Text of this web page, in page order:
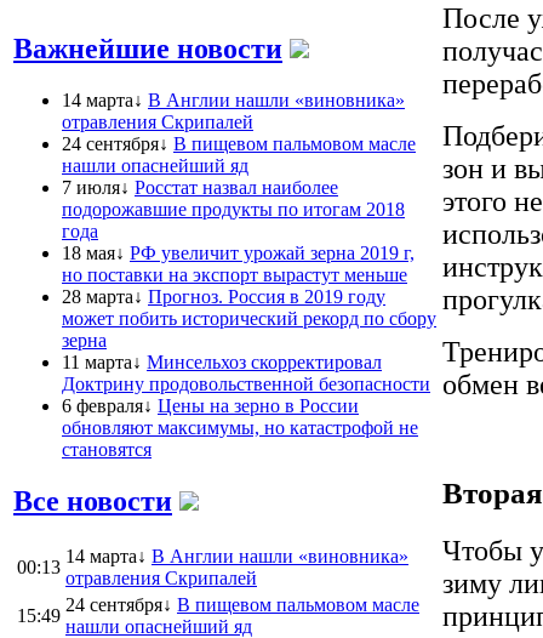
Важнейшие новости
14 марта↓ В Англии нашли «виновника»
отравления Скрипалей
24 сентября↓ В пищевом пальмовом масле
нашли опаснейший яд
7 июля↓ Росстат назвал наиболее
подорожавшие продукты по итогам 2018
года
18 мая↓ РФ увеличит урожай зерна 2019 г,
но поставки на экспорт вырастут меньше
28 марта↓ Прогноз. Россия в 2019 году
может побить исторический рекорд по сбору
зерна
11 марта↓ Минсельхоз скорректировал
Доктрину продовольственной безопасности
6 февраля↓ Цены на зерно в России
обновляют максимумы, но катастрофой не
становятся
Все новости
00:13
14 марта↓ В Англии нашли «виновника»
отравления Скрипалей
15:49
24 сентября↓ В пищевом пальмовом масле
нашли опаснейший яд
После
зон и
этого
обмен
Чтобы
зиму